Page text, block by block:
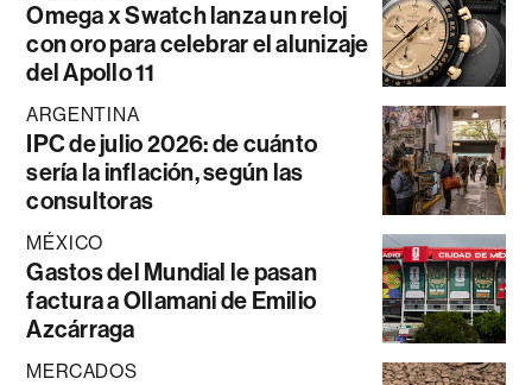
Omega x Swatch lanza un reloj
con oro para celebrar el alunizaje
del Apollo 11
ARGENTINA
IPC de julio 2026: de cuánto
sería la inflación, según las
consultoras
MÉXICO
Gastos del Mundial le pasan
factura a Ollamani de Emilio
Azcárraga
MERCADOS